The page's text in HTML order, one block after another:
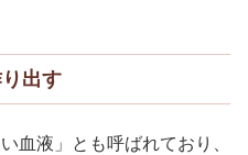
出す
血液」とも呼ばれており、